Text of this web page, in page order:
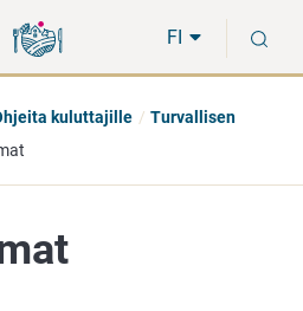
suoraan
sisältöön
koko
sivuston
FI
kuluttajille
Turvallisen